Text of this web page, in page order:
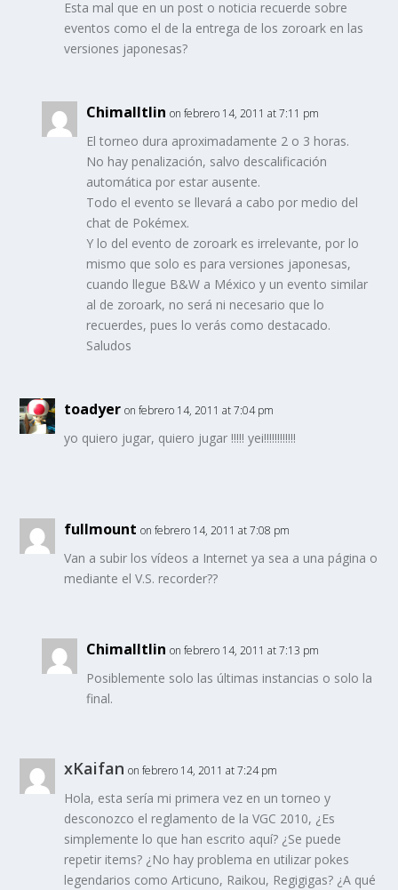
Esta mal que en un post o noticia recuerde sobre
eventos como el de la entrega de los zoroark en las
versiones japonesas?
Chimalltlin on febrero 14, 2011 at 7:11 pm
El torneo dura aproximadamente 2 o 3 horas.
No hay penalización, salvo descalificación
automática por estar ausente.
Todo el evento se llevará a cabo por medio del
chat de Pokémex.
Y lo del evento de zoroark es irrelevante, por lo
mismo que solo es para versiones japonesas,
cuando llegue B&W a México y un evento similar
al de zoroark, no será ni necesario que lo
recuerdes, pues lo verás como destacado.
Saludos
toadyer on febrero 14, 2011 at 7:04 pm
yo quiero jugar, quiero jugar !!!!! yei!!!!!!!!!!!!
fullmount on febrero 14, 2011 at 7:08 pm
Van a subir los vídeos a Internet ya sea a una página o
mediante el V.S. recorder??
Chimalltlin on febrero 14, 2011 at 7:13 pm
Posiblemente solo las últimas instancias o solo la
final.
xKaifan on febrero 14, 2011 at 7:24 pm
Hola, esta sería mi primera vez en un torneo y
desconozco el reglamento de la VGC 2010, ¿Es
simplemente lo que han escrito aquí? ¿Se puede
repetir items? ¿No hay problema en utilizar pokes
legendarios como Articuno, Raikou, Regigigas? ¿A qué